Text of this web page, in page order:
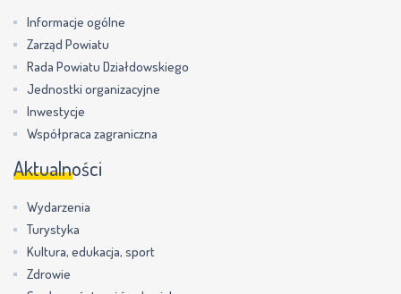
Informacje ogólne
Zarząd Powiatu
Rada Powiatu Działdowskiego
Jednostki organizacyjne
Inwestycje
Współpraca zagraniczna
Aktualności
Wydarzenia
Turystyka
Kultura, edukacja, sport
Zdrowie